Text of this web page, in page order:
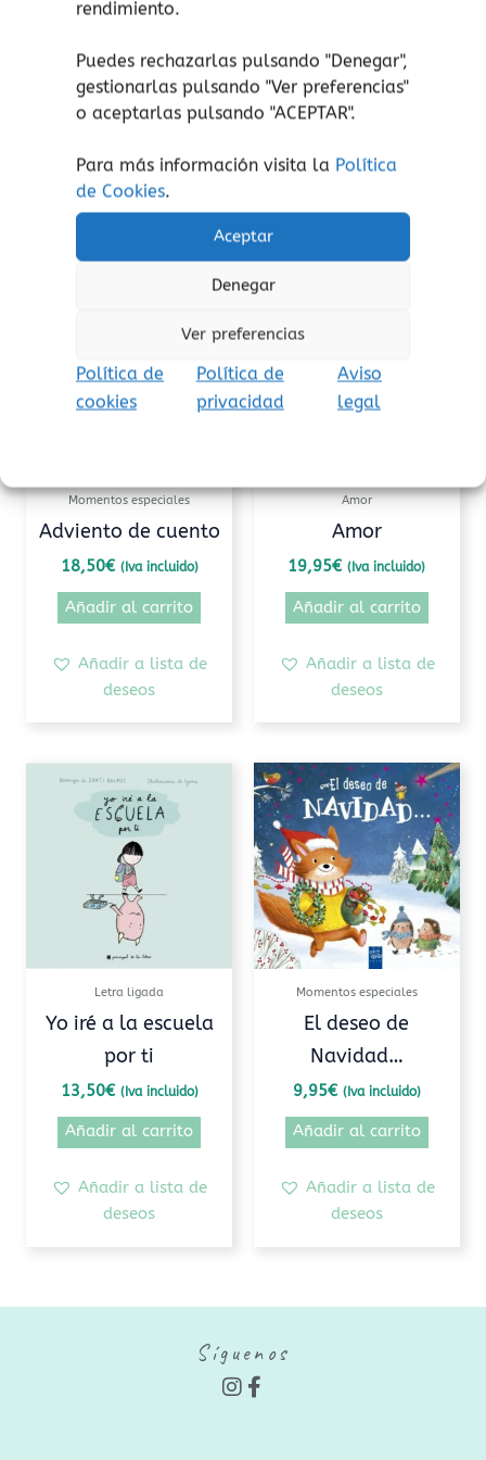
rendimiento.
Puedes rechazarlas pulsando "Denegar",
gestionarlas pulsando "Ver preferencias"
o aceptarlas pulsando "ACEPTAR".
Para más información visita la Política
de Cookies.
Aceptar
Denegar
Ver preferencias
Política de
cookies
Política de
privacidad
Aviso
legal
Nos invita a dejarnos llevar por sus emotivas
palabras y bellas imágenes, convirtiéndose en
una lectura inolvidable.
Momentos especiales
Adviento de cuento
18,50€ (Iva incluido)
Añadir al carrito
Añadir a lista de
deseos
Amor
Amor
19,95€ (Iva incluido)
Añadir al carrito
Añadir a lista de
deseos
Letra ligada
Yo iré a la escuela
por ti
13,50€ (Iva incluido)
Añadir al carrito
Añadir a lista de
deseos
Momentos especiales
El deseo de
Navidad…
9,95€ (Iva incluido)
Añadir al carrito
Añadir a lista de
deseos
Síguenos
I
n
F
a